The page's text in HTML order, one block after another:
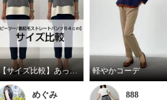
【サイズ比較】あったかスリムなパンツ
めぐみ
軽やかコーデ
888